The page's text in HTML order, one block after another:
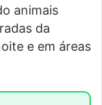
animais
da
e em áreas